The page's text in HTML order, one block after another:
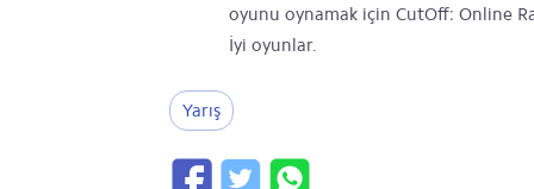
oyunu oynamak için CutOff: Online
İyi oyunlar.
Yarış